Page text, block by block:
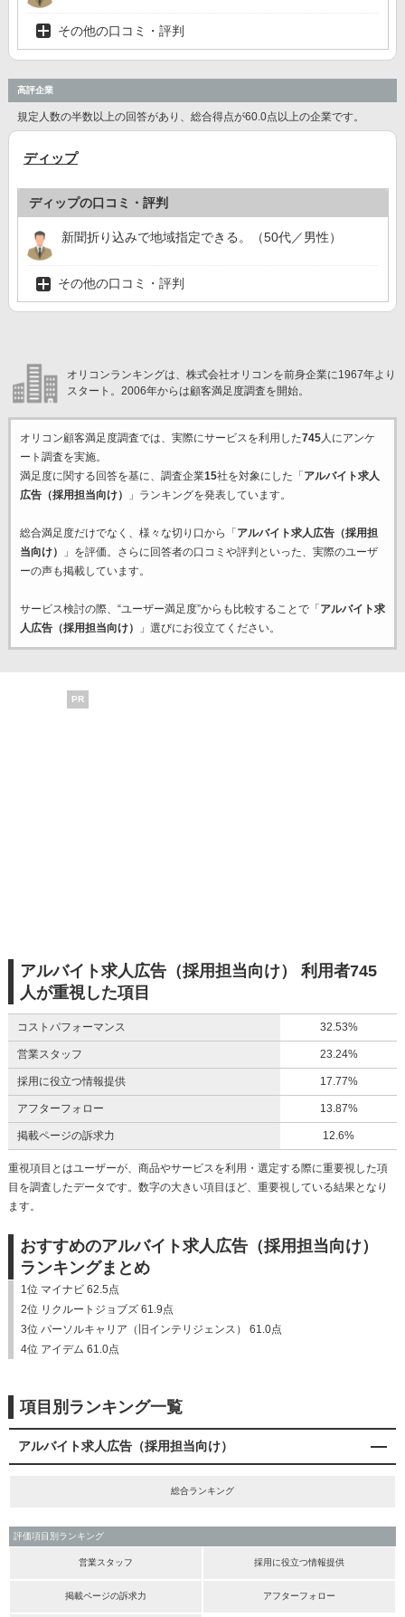
その他の口コミ・評判
高評企業
規定人数の半数以上の回答があり、総合得点が60.0点以上の企業です。
ディップ
ディップの口コミ・評判
新聞折り込みで地域指定できる。（50代／男性）
その他の口コミ・評判
オリコンランキングは、株式会社オリコンを前身企業に1967年より
スタート。2006年からは顧客満足度調査を開始。
オリコン顧客満足度調査では、実際にサービスを利用した745人にアンケ
ート調査を実施。
満足度に関する回答を基に、調査企業15社を対象にした「 アルバイト求人
広告（採用担当向け）
」ランキングを発表しています。
総合満足度だけでなく、様々な切り口から「 アルバイト求人広告（採用担
当向け）
」を評価。さらに回答者の口コミや評判といった、実際のユーザ
ーの声も掲載しています。
サービス検討の際、“ユーザー満足度”からも比較することで「 アルバイト求
人広告（採用担当向け）
」選びにお役立てください。
PR
アルバイト求人広告（採用担当向け） 利用者745
人が重視した項目
コストパフォーマンス 32.53%
営業スタッフ 23.24%
採用に役立つ情報提供 17.77%
アフターフォロー 13.87%
掲載ページの訴求力 12.6%
重視項目とはユーザーが、商品やサービスを利用・選定する際に重要視した項
目を調査したデータです。数字の大きい項目ほど、重要視している結果となり
ます。
おすすめのアルバイト求人広告（採用担当向け）
ランキングまとめ
1位 マイナビ 62.5点
2位 リクルートジョブズ 61.9点
3位 パーソルキャリア（旧インテリジェンス） 61.0点
4位 アイデム 61.0点
項目別ランキング一覧
アルバイト求人広告（採用担当向け）
総合ランキング
評価項目別ランキング
営業スタッフ 採用に役立つ情報提供
掲載ページの訴求力 アフターフォロー